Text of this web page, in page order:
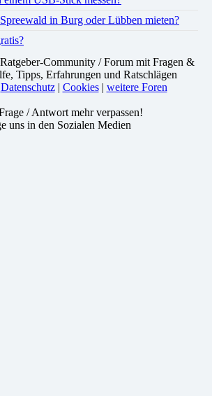
in Burg oder Lübben mieten?
Community / Forum mit Fragen &
Tipps, Erfahrungen und Ratschlägen
Datenschutz| Cookies| weitere Foren
/ Antwort mehr verpassen!
uns in den Sozialen Medien